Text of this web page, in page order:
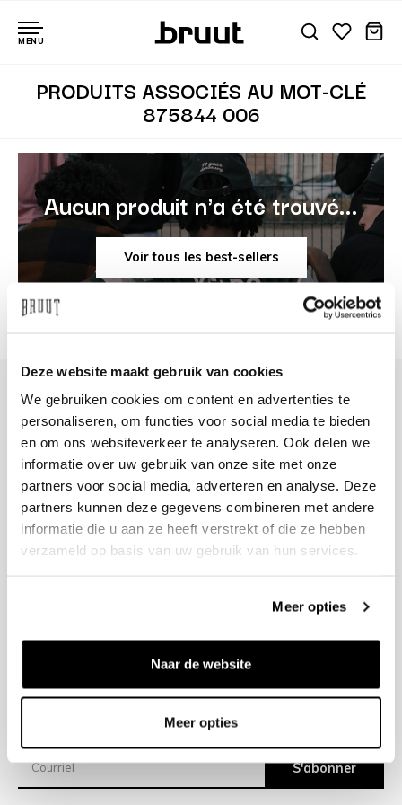
Deze website maakt gebruik van cookies
We gebruiken cookies om content en advertenties te
personaliseren, om functies voor social media te bieden
en om ons websiteverkeer te analyseren. Ook delen we
informatie over uw gebruik van onze site met onze
partners voor social media, adverteren en analyse. Deze
partners kunnen deze gegevens combineren met andere
informatie die u aan ze heeft verstrekt of die ze hebben
verzameld op basis van uw gebruik van hun services.
Meer opties
Naar de website
Meer opties
MENU
PRODUITS ASSOCIÉS AU MOT-CLÉ
875844 006
Aucun produit n'a été trouvé...
Voir tous les best-sellers
+31 23 205 2006
info@bruut.nl
Formulaire de contact
Ouvert 11:00 - 18:00
VOIR LES HORAIRES D’OUVERTURE
Expéditions
S'abonner